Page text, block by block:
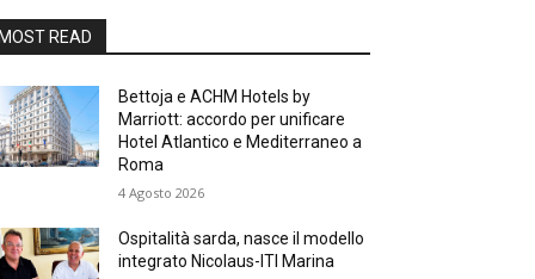
READ
Bettoja e ACHM Hotels by
Marriott: accordo per unificare
Hotel Atlantico e Mediterraneo a
Roma
4 Agosto 2026
Ospitalità sarda, nasce il modello
integrato Nicolaus-ITI Marina